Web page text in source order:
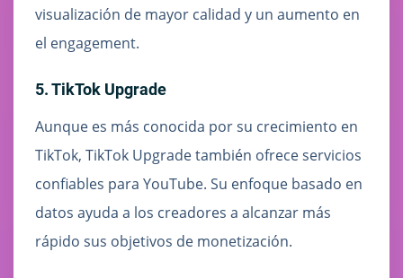
visualización de mayor calidad y un aumento en
el engagement.
5. TikTok Upgrade
Aunque es más conocida por su crecimiento en
TikTok, TikTok Upgrade también ofrece servicios
confiables para YouTube. Su enfoque basado en
datos ayuda a los creadores a alcanzar más
rápido sus objetivos de monetización.